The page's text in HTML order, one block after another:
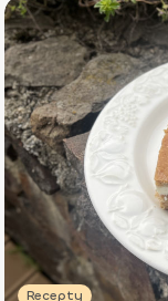
Recepty